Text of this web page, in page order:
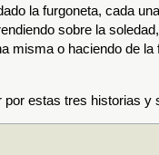
la furgoneta, cada
sobre la
misma o haciendo de la
por estas tres historias y